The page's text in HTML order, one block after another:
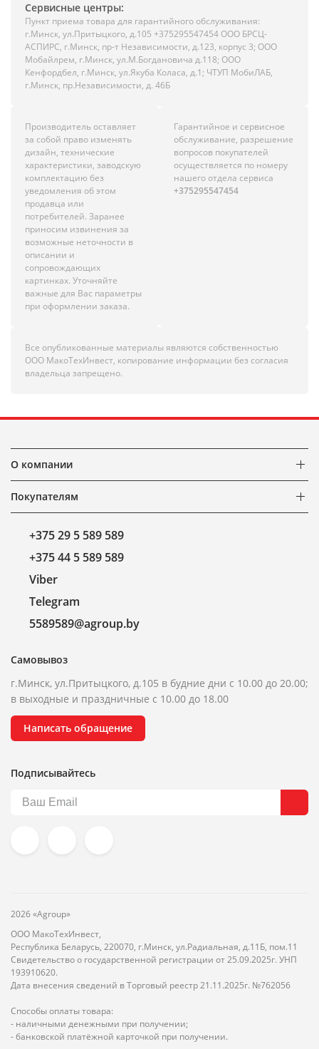
Сервисные центры:
Пункт приема товара для гарантийного обслуживания:
г.Минск, ул.Притыцкого, д.105 +375295547454 ООО БРСЦ-
АСПИРС, г.Минск, пр-т Независимости, д.123, корпус 3; ООО
Мобайлрем, г.Минск, ул.М.Богдановича д.118; ООО
Кенфордбел, г.Минск, ул.Якуба Коласа, д.1; ЧТУП МобиЛАБ,
г.Минск, пр.Независимости, д. 46Б
Производитель оставляет
за собой право изменять
дизайн, технические
характеристики, заводскую
комплектацию без
уведомления об этом
продавца или
потребителей. Заранее
приносим извинения за
возможные неточности в
описании и
сопровождающих
картинках. Уточняйте
важные для Вас параметры
при оформлении заказа.
Гарантийное и сервисное
обслуживание, разрешение
вопросов покупателей
осуществляется по номеру
нашего отдела сервиса
+375295547454
Все опубликованные материалы являются собственностью
ООО МакоТехИнвест, копирование информации без согласия
владельца запрещено.
О компании
Покупателям
+375 29 5 589 589
+375 44 5 589 589
Viber
Telegram
5589589@agroup.by
Самовывоз
г.Минск, ул.Притыцкого, д.105 в будние дни с 10.00 до 20.00;
в выходные и праздничные с 10.00 до 18.00
Написать обращение
Подписывайтесь
2026 «Agroup»
ООО МакоТехИнвест,
Республика Беларусь, 220070, г.Минск, ул.Радиальная, д.11Б, пом.11
Свидетельство о государственной регистрации от 25.09.2025г. УНП
193910620.
Дата внесения сведений в Торговый реестр 21.11.2025г. №762056
Способы оплаты товара:
- наличными денежными при получении;
- банковской платёжной карточкой при получении.